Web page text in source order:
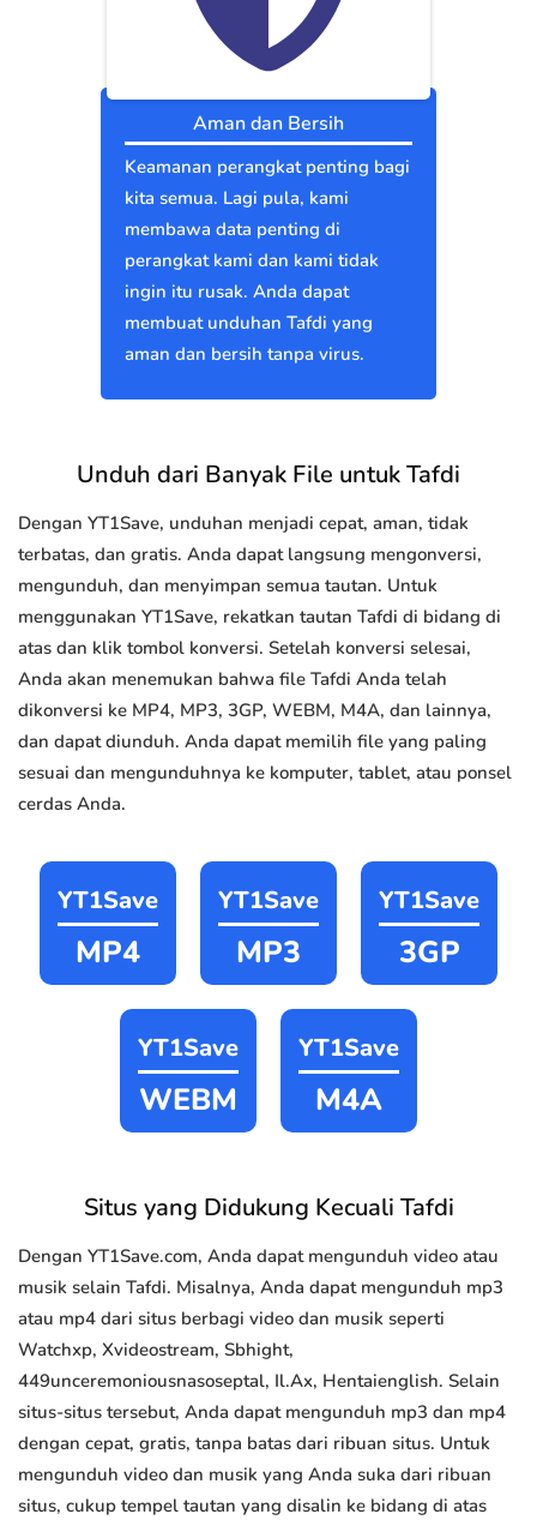
Aman dan Bersih
Keamanan perangkat penting bagi
kita semua. Lagi pula, kami
membawa data penting di
perangkat kami dan kami tidak
ingin itu rusak. Anda dapat
membuat unduhan Tafdi yang
aman dan bersih tanpa virus.
Unduh dari Banyak File untuk Tafdi
Dengan YT1Save, unduhan menjadi cepat, aman, tidak
terbatas, dan gratis. Anda dapat langsung mengonversi,
mengunduh, dan menyimpan semua tautan. Untuk
menggunakan YT1Save, rekatkan tautan Tafdi di bidang di
atas dan klik tombol konversi. Setelah konversi selesai,
Anda akan menemukan bahwa file Tafdi Anda telah
dikonversi ke MP4, MP3, 3GP, WEBM, M4A, dan lainnya,
dan dapat diunduh. Anda dapat memilih file yang paling
sesuai dan mengunduhnya ke komputer, tablet, atau ponsel
cerdas Anda.
YT1Save
MP4
YT1Save
MP3
YT1Save
3GP
YT1Save
WEBM
YT1Save
M4A
Situs yang Didukung Kecuali Tafdi
Dengan YT1Save.com, Anda dapat mengunduh video atau
musik selain Tafdi. Misalnya, Anda dapat mengunduh mp3
atau mp4 dari situs berbagi video dan musik seperti
Watchxp, Xvideostream, Sbhight,
449unceremoniousnasoseptal, Il.Ax, Hentaienglish. Selain
situs-situs tersebut, Anda dapat mengunduh mp3 dan mp4
dengan cepat, gratis, tanpa batas dari ribuan situs. Untuk
mengunduh video dan musik yang Anda suka dari ribuan
situs, cukup tempel tautan yang disalin ke bidang di atas